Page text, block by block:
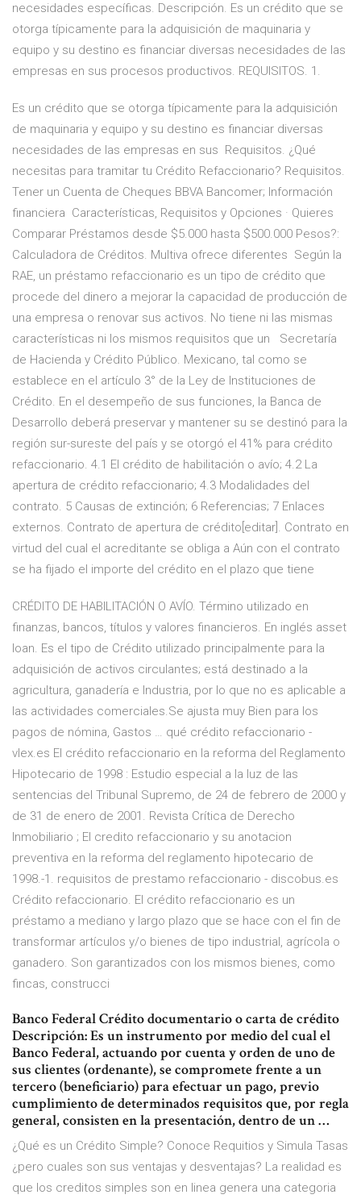
necesidades específicas. Descripción. Es un crédito que se
otorga típicamente para la adquisición de maquinaria y
equipo y su destino es financiar diversas necesidades de las
empresas en sus procesos productivos. REQUISITOS. 1.
Es un crédito que se otorga típicamente para la adquisición
de maquinaria y equipo y su destino es financiar diversas
necesidades de las empresas en sus Requisitos. ¿Qué
necesitas para tramitar tu Crédito Refaccionario? Requisitos.
Tener un Cuenta de Cheques BBVA Bancomer; Información
financiera Características, Requisitos y Opciones · Quieres
Comparar Préstamos desde $5.000 hasta $500.000 Pesos?:
Calculadora de Créditos. Multiva ofrece diferentes Según la
RAE, un préstamo refaccionario es un tipo de crédito que
procede del dinero a mejorar la capacidad de producción de
una empresa o renovar sus activos. No tiene ni las mismas
características ni los mismos requisitos que un Secretaría
de Hacienda y Crédito Público. Mexicano, tal como se
establece en el artículo 3° de la Ley de Instituciones de
Crédito. En el desempeño de sus funciones, la Banca de
Desarrollo deberá preservar y mantener su se destinó para la
región sur-sureste del país y se otorgó el 41% para crédito
refaccionario. 4.1 El crédito de habilitación o avío; 4.2 La
apertura de crédito refaccionario; 4.3 Modalidades del
contrato. 5 Causas de extinción; 6 Referencias; 7 Enlaces
externos. Contrato de apertura de crédito[editar]. Contrato en
virtud del cual el acreditante se obliga a Aún con el contrato
se ha fijado el importe del crédito en el plazo que tiene
CRÉDITO DE HABILITACIÓN O AVÍO. Término utilizado en
finanzas, bancos, títulos y valores financieros. En inglés asset
loan. Es el tipo de Crédito utilizado principalmente para la
adquisición de activos circulantes; está destinado a la
agricultura, ganadería e Industria, por lo que no es aplicable a
las actividades comerciales.Se ajusta muy Bien para los
pagos de nómina, Gastos … qué crédito refaccionario -
vlex.es El crédito refaccionario en la reforma del Reglamento
Hipotecario de 1998 : Estudio especial a la luz de las
sentencias del Tribunal Supremo, de 24 de febrero de 2000 y
de 31 de enero de 2001. Revista Crítica de Derecho
Inmobiliario ; El credito refaccionario y su anotacion
preventiva en la reforma del reglamento hipotecario de
1998.-1. requisitos de prestamo refaccionario - discobus.es
Crédito refaccionario. El crédito refaccionario es un
préstamo a mediano y largo plazo que se hace con el fin de
transformar artículos y/o bienes de tipo industrial, agrícola o
ganadero. Son garantizados con los mismos bienes, como
fincas, construcci
Banco Federal Crédito documentario o carta de crédito
Descripción: Es un instrumento por medio del cual el
Banco Federal, actuando por cuenta y orden de uno de
sus clientes (ordenante), se compromete frente a un
tercero (beneficiario) para efectuar un pago, previo
cumplimiento de determinados requisitos que, por regla
general, consisten en la presentación, dentro de un …
¿Qué es un Crédito Simple? Conoce Requitios y Simula Tasas
¿pero cuales son sus ventajas y desventajas? La realidad es
que los creditos simples son en linea genera una categoria